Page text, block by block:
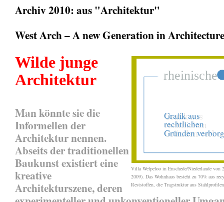
Archiv 2010: aus "Architektur"
West Arch – A new Generation in Architecture
Villa Welpeloo in Enschede/Niederlande von
2009). Das Wohnhaus besteht zu 70% aus
Reststoffen, die Tragstruktur aus
Wilde junge
Architektur
Man könnte sie die
Informellen der
Architektur nennen.
Abseits der traditionellen
Baukunst existiert eine
kreative
Architekturszene, deren